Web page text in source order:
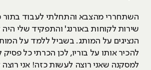
השתחררי מהצבא והתחלתי לעבוד בתור
שירות לקוחות באורנג' והתפקיד שלי
הנציגים על המותג. בשביל ללמד על
להכיר אותו על בוריו, לכן הכרתי כל פסיק
למסקנה שאני רוצה לעשות כזה! אני